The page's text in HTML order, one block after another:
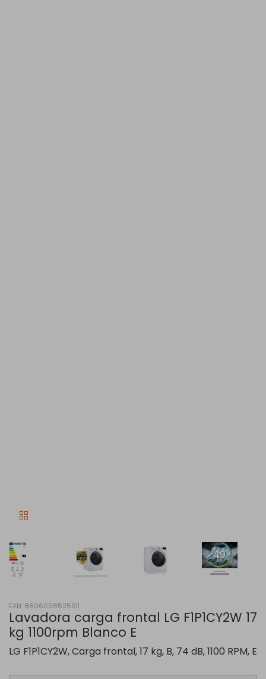
EAN: 8806098525911
Lavadora carga frontal LG F1P1CY2W 17
kg 1100rpm Blanco E
LG F1P1CY2W, Carga frontal, 17 kg, B, 74 dB, 1100 RPM, E